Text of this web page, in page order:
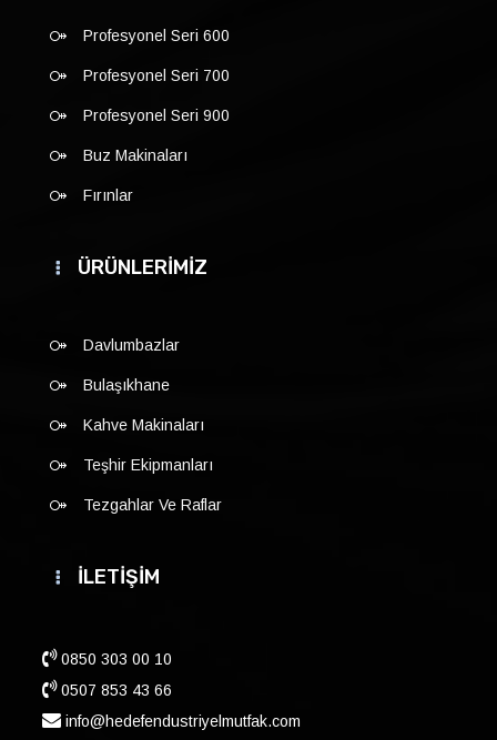
Profesyonel Seri 600
Profesyonel Seri 700
Profesyonel Seri 900
Buz Makinaları
Fırınlar
ÜRÜNLERİMİZ
Davlumbazlar
Bulaşıkhane
Kahve Makinaları
Teşhir Ekipmanları
Tezgahlar Ve Raflar
İLETİŞİM
0850 303 00 10
0507 853 43 66
info@hedefendustriyelmutfak.com